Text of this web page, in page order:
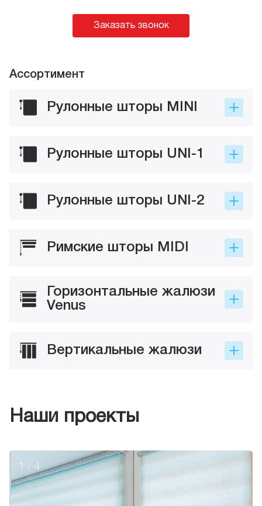
Заказать звонок
Ассортимент
Рулонные шторы MINI
Рулонные шторы UNI-1
Рулонные шторы UNI-2
Римские шторы MIDI
Горизонтальные жалюзи
Venus
Вертикальные жалюзи
Наши проекты
1 / 4